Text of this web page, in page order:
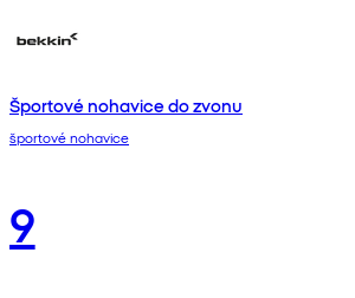
Športové nohavice do zvonu
športové nohavice
9